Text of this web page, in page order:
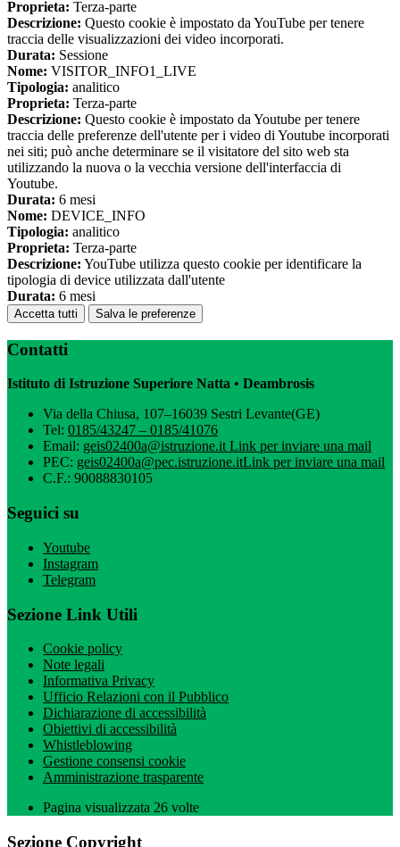
Proprieta: Terza-parte
Descrizione: Questo cookie è impostato da YouTube per tenere
traccia delle visualizzazioni dei video incorporati.
Durata: Sessione
Nome: VISITOR_INFO1_LIVE
Tipologia: analitico
Proprieta: Terza-parte
Descrizione: Questo cookie è impostato da Youtube per tenere
traccia delle preferenze dell'utente per i video di Youtube incorporati
nei siti; può anche determinare se il visitatore del sito web sta
utilizzando la nuova o la vecchia versione dell'interfaccia di
Youtube.
Durata: 6 mesi
Nome: DEVICE_INFO
Tipologia: analitico
Proprieta: Terza-parte
Descrizione: YouTube utilizza questo cookie per identificare la
tipologia di device utilizzata dall'utente
Durata: 6 mesi
Accetta tutti Salva le preferenze
Contatti
Istituto di Istruzione Superiore Natta • Deambrosis
Via della Chiusa, 107–16039 Sestri Levante(GE)
Tel: 0185/43247 – 0185/41076
Email: geis02400a@istruzione.itLink per inviare una mail
PEC: geis02400a@pec.istruzione.itLink per inviare una mail
C.F.: 90088830105
Seguici su
Youtube
Instagram
Telegram
Sezione Link Utili
Cookie policy
Note legali
Informativa Privacy
Ufficio Relazioni con il Pubblico
Dichiarazione di accessibilità
Obiettivi di accessibilità
Whistleblowing
Gestione consensi cookie
Amministrazione trasparente
Pagina visualizzata 26 volte
Sezione Copyright